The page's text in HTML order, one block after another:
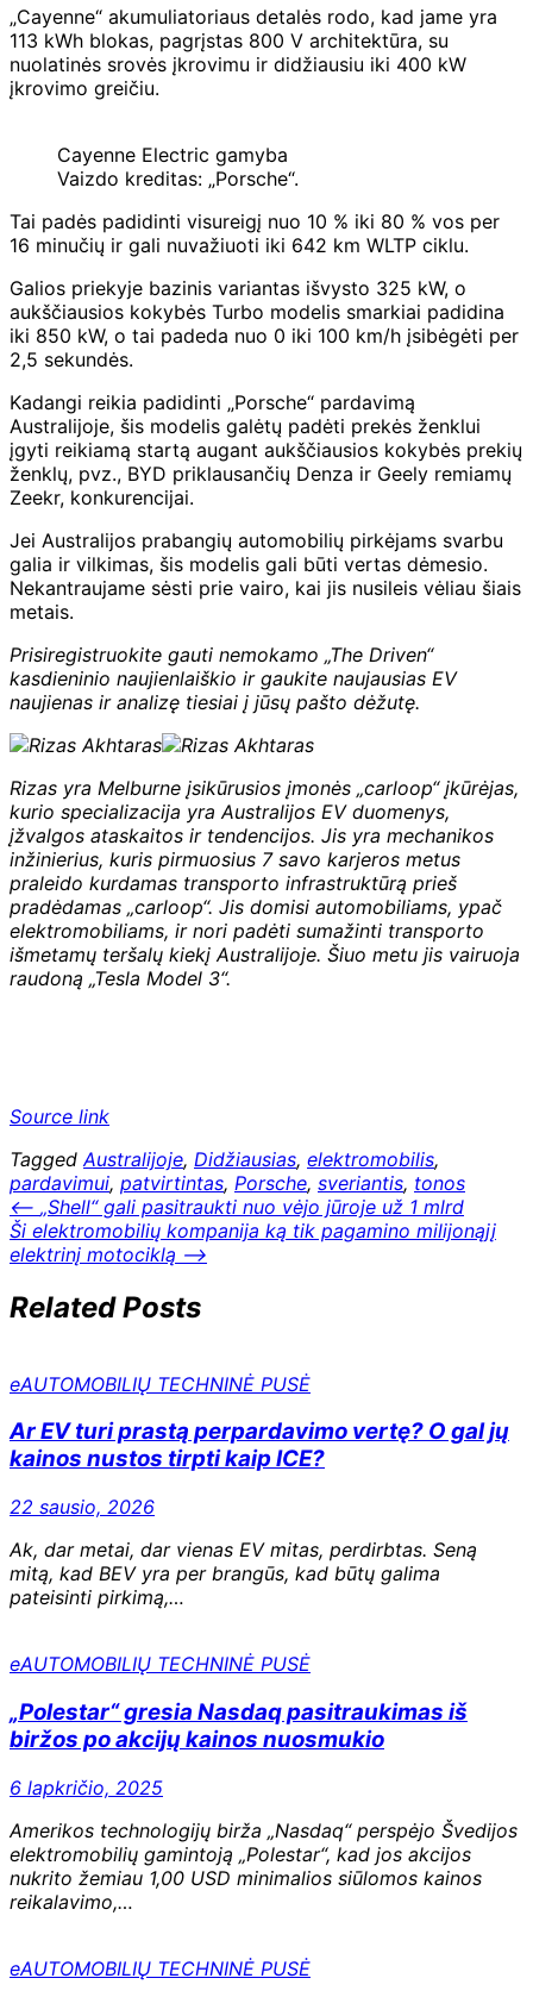
„Cayenne“ akumuliatoriaus detalės rodo, kad jame yra
113 kWh blokas, pagrįstas 800 V architektūra, su
nuolatinės srovės įkrovimu ir didžiausiu iki 400 kW
įkrovimo greičiu.
Cayenne Electric gamyba
Vaizdo kreditas: „Porsche“.
Tai padės padidinti visureigį nuo 10 % iki 80 % vos per
16 minučių ir gali nuvažiuoti iki 642 km WLTP ciklu.
Galios priekyje bazinis variantas išvysto 325 kW, o
aukščiausios kokybės Turbo modelis smarkiai padidina
iki 850 kW, o tai padeda nuo 0 iki 100 km/h įsibėgėti per
2,5 sekundės.
Kadangi reikia padidinti „Porsche“ pardavimą
Australijoje, šis modelis galėtų padėti prekės ženklui
įgyti reikiamą startą augant aukščiausios kokybės prekių
ženklų, pvz., BYD priklausančių Denza ir Geely remiamų
Zeekr, konkurencijai.
Jei Australijos prabangių automobilių pirkėjams svarbu
galia ir vilkimas, šis modelis gali būti vertas dėmesio.
Nekantraujame sėsti prie vairo, kai jis nusileis vėliau šiais
metais.
Prisiregistruokite gauti nemokamo „The Driven“
kasdieninio naujienlaiškio ir gaukite naujausias EV
naujienas ir analizę tiesiai į jūsų pašto dėžutę.
Rizas yra Melburne įsikūrusios įmonės „carloop“ įkūrėjas,
kurio specializacija yra Australijos EV duomenys,
įžvalgos ataskaitos ir tendencijos. Jis yra mechanikos
inžinierius, kuris pirmuosius 7 savo karjeros metus
praleido kurdamas transporto infrastruktūrą prieš
pradėdamas „carloop“. Jis domisi automobiliams, ypač
elektromobiliams, ir nori padėti sumažinti transporto
išmetamų teršalų kiekį Australijoje. Šiuo metu jis vairuoja
raudoną „Tesla Model 3“.
Source link
Tagged Australijoje, Didžiausias, elektromobilis,
pardavimui, patvirtintas, Porsche, sveriantis, tonos
Navigacija
tarp
⟵ „Shell“ gali pasitraukti nuo vėjo jūroje už 1 mlrd
Ši elektromobilių kompanija ką tik pagamino milijonąjį
elektrinį motociklą ⟶
Related Posts
eAUTOMOBILIŲ TECHNINĖ PUSĖ
Ar EV turi prastą perpardavimo vertę? O gal jų
kainos nustos tirpti kaip ICE?
22 sausio, 2026
Ak, dar metai, dar vienas EV mitas, perdirbtas. Seną
mitą, kad BEV yra per brangūs, kad būtų galima
pateisinti pirkimą,…
eAUTOMOBILIŲ TECHNINĖ PUSĖ
„Polestar“ gresia Nasdaq pasitraukimas iš
biržos po akcijų kainos nuosmukio
6 lapkričio, 2025
Amerikos technologijų birža „Nasdaq“ perspėjo Švedijos
elektromobilių gamintoją „Polestar“, kad jos akcijos
nukrito žemiau 1,00 USD minimalios siūlomos kainos
reikalavimo,…
eAUTOMOBILIŲ TECHNINĖ PUSĖ